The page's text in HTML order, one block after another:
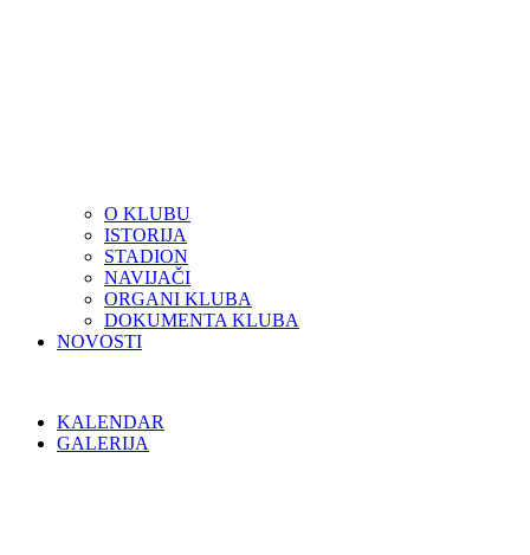
O KLUBU
ISTORIJA
STADION
NAVIJAČI
ORGANI KLUBA
DOKUMENTA KLUBA
NOVOSTI
KALENDAR
GALERIJA